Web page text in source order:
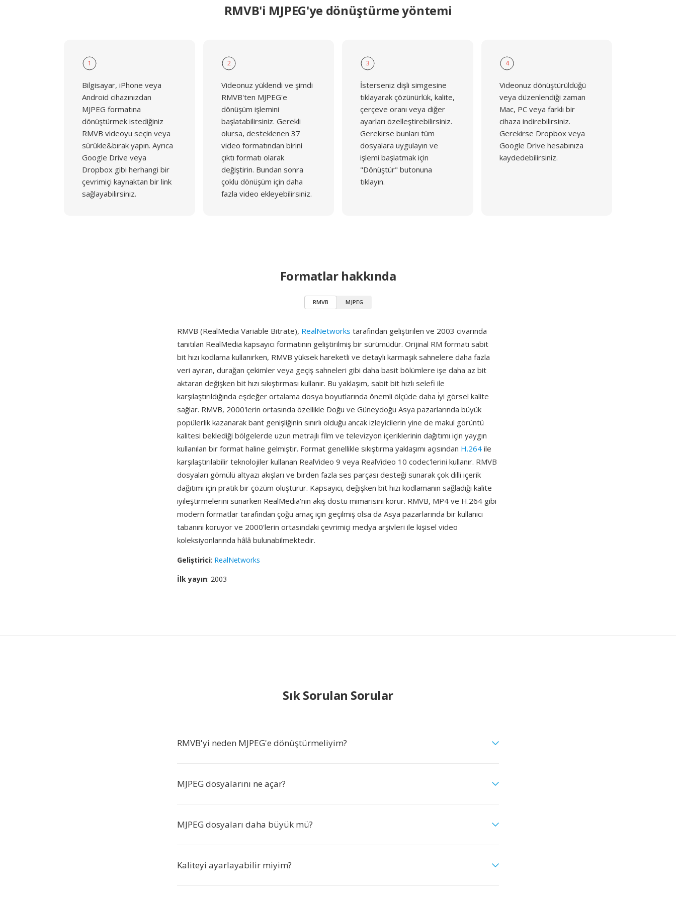
RMVB'i MJPEG'ye dönüştürme yöntemi
1
Bilgisayar, iPhone veya
Android cihazınızdan
MJPEG formatına
dönüştürmek istediğiniz
RMVB videoyu seçin veya
sürükle&bırak yapın. Ayrıca
Google Drive veya
Dropbox gibi herhangi bir
çevrimiçi kaynaktan bir link
sağlayabilirsiniz.
2
Videonuz yüklendi ve şimdi
RMVB'ten MJPEG'e
dönüşüm işlemini
başlatabilirsiniz. Gerekli
olursa, desteklenen 37
video formatından birini
çıktı formatı olarak
değiştirin. Bundan sonra
çoklu dönüşüm için daha
fazla video ekleyebilirsiniz.
3
İsterseniz dişli simgesine
tıklayarak çözünürlük, kalite,
çerçeve oranı veya diğer
ayarları özelleştirebilirsiniz.
Gerekirse bunları tüm
dosyalara uygulayın ve
işlemi başlatmak için
"Dönüştür" butonuna
tıklayın.
4
Videonuz dönüştürüldüğü
veya düzenlendiği zaman
Mac, PC veya farklı bir
cihaza indirebilirsiniz.
Gerekirse Dropbox veya
Google Drive hesabınıza
kaydedebilirsiniz.
Formatlar hakkında
RMVB MJPEG
RMVB (RealMedia Variable Bitrate), RealNetworks tarafından geliştirilen ve 2003 civarında
tanıtılan RealMedia kapsayıcı formatının geliştirilmiş bir sürümüdür. Orijinal RM formatı sabit
bit hızı kodlama kullanırken, RMVB yüksek hareketli ve detaylı karmaşık sahnelere daha fazla
veri ayıran, durağan çekimler veya geçiş sahneleri gibi daha basit bölümlere işe daha az bit
aktaran değişken bit hızı sıkıştırması kullanır. Bu yaklaşım, sabit bit hızlı selefi ile
karşılaştırıldığında eşdeğer ortalama dosya boyutlarında önemli ölçüde daha i̇yi görsel kalite
sağlar. RMVB, 2000'lerin ortasında özellikle Doğu ve Güneydoğu Asya pazarlarında büyük
popülerlik kazanarak bant genişliğinin sınırlı olduğu ancak izleyicilerin yine de makul görüntü
kalitesi beklediği bölgelerde uzun metrajlı film ve televizyon içeriklerinin dağıtımı için yaygın
kullanılan bir format haline gelmiştir. Format genellikle sıkıştırma yaklaşımı açısından H.264 ile
karşılaştırılabilir teknolojiler kullanan RealVideo 9 veya RealVideo 10 codec'lerini kullanır. RMVB
dosyaları gömülü altyazı akışları ve birden fazla ses parçası desteği sunarak çok dilli içerik
dağıtımı için pratik bir çözüm oluşturur. Kapsayıcı, değişken bit hızı kodlamanın sağladığı kalite
iyileştirmelerini sunarken RealMedia'nın akış dostu mimarisini korur. RMVB, MP4 ve H.264 gibi
modern formatlar tarafından çoğu amaç için geçilmiş olsa da Asya pazarlarında bir kullanıcı
tabanını koruyor ve 2000'lerin ortasındaki çevrimiçi medya arşivleri ile kişisel video
koleksiyonlarında hâlâ bulunabilmektedir.
Geliştirici: RealNetworks
İlk yayın: 2003
Sık Sorulan Sorular
RMVB'yi neden MJPEG'e dönüştürmeliyim?
MJPEG dosyalarını ne açar?
MJPEG dosyaları daha büyük mü?
Kaliteyi ayarlayabilir miyim?